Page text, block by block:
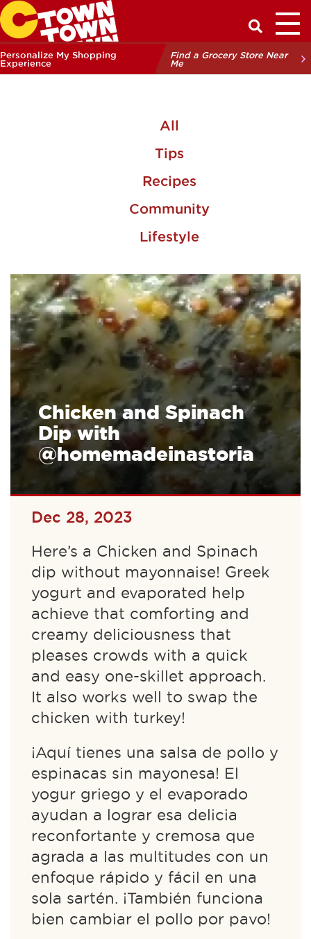
Have a
Personalize My Shopping
Experience
Find a Grocery Store Near
Me
All
Tips
Recipes
Community
Lifestyle
Chicken and Spinach
Dip with
@homemadeinastoria
Dec 28, 2023
Here’s a Chicken and Spinach
dip without mayonnaise! Greek
yogurt and evaporated help
achieve that comforting and
creamy deliciousness that
pleases crowds with a quick
and easy one-skillet approach.
It also works well to swap the
chicken with turkey!
¡Aquí tienes una salsa de pollo y
espinacas sin mayonesa! El
yogur griego y el evaporado
ayudan a lograr esa delicia
reconfortante y cremosa que
agrada a las multitudes con un
enfoque rápido y fácil en una
sola sartén. ¡También funciona
bien cambiar el pollo por pavo!